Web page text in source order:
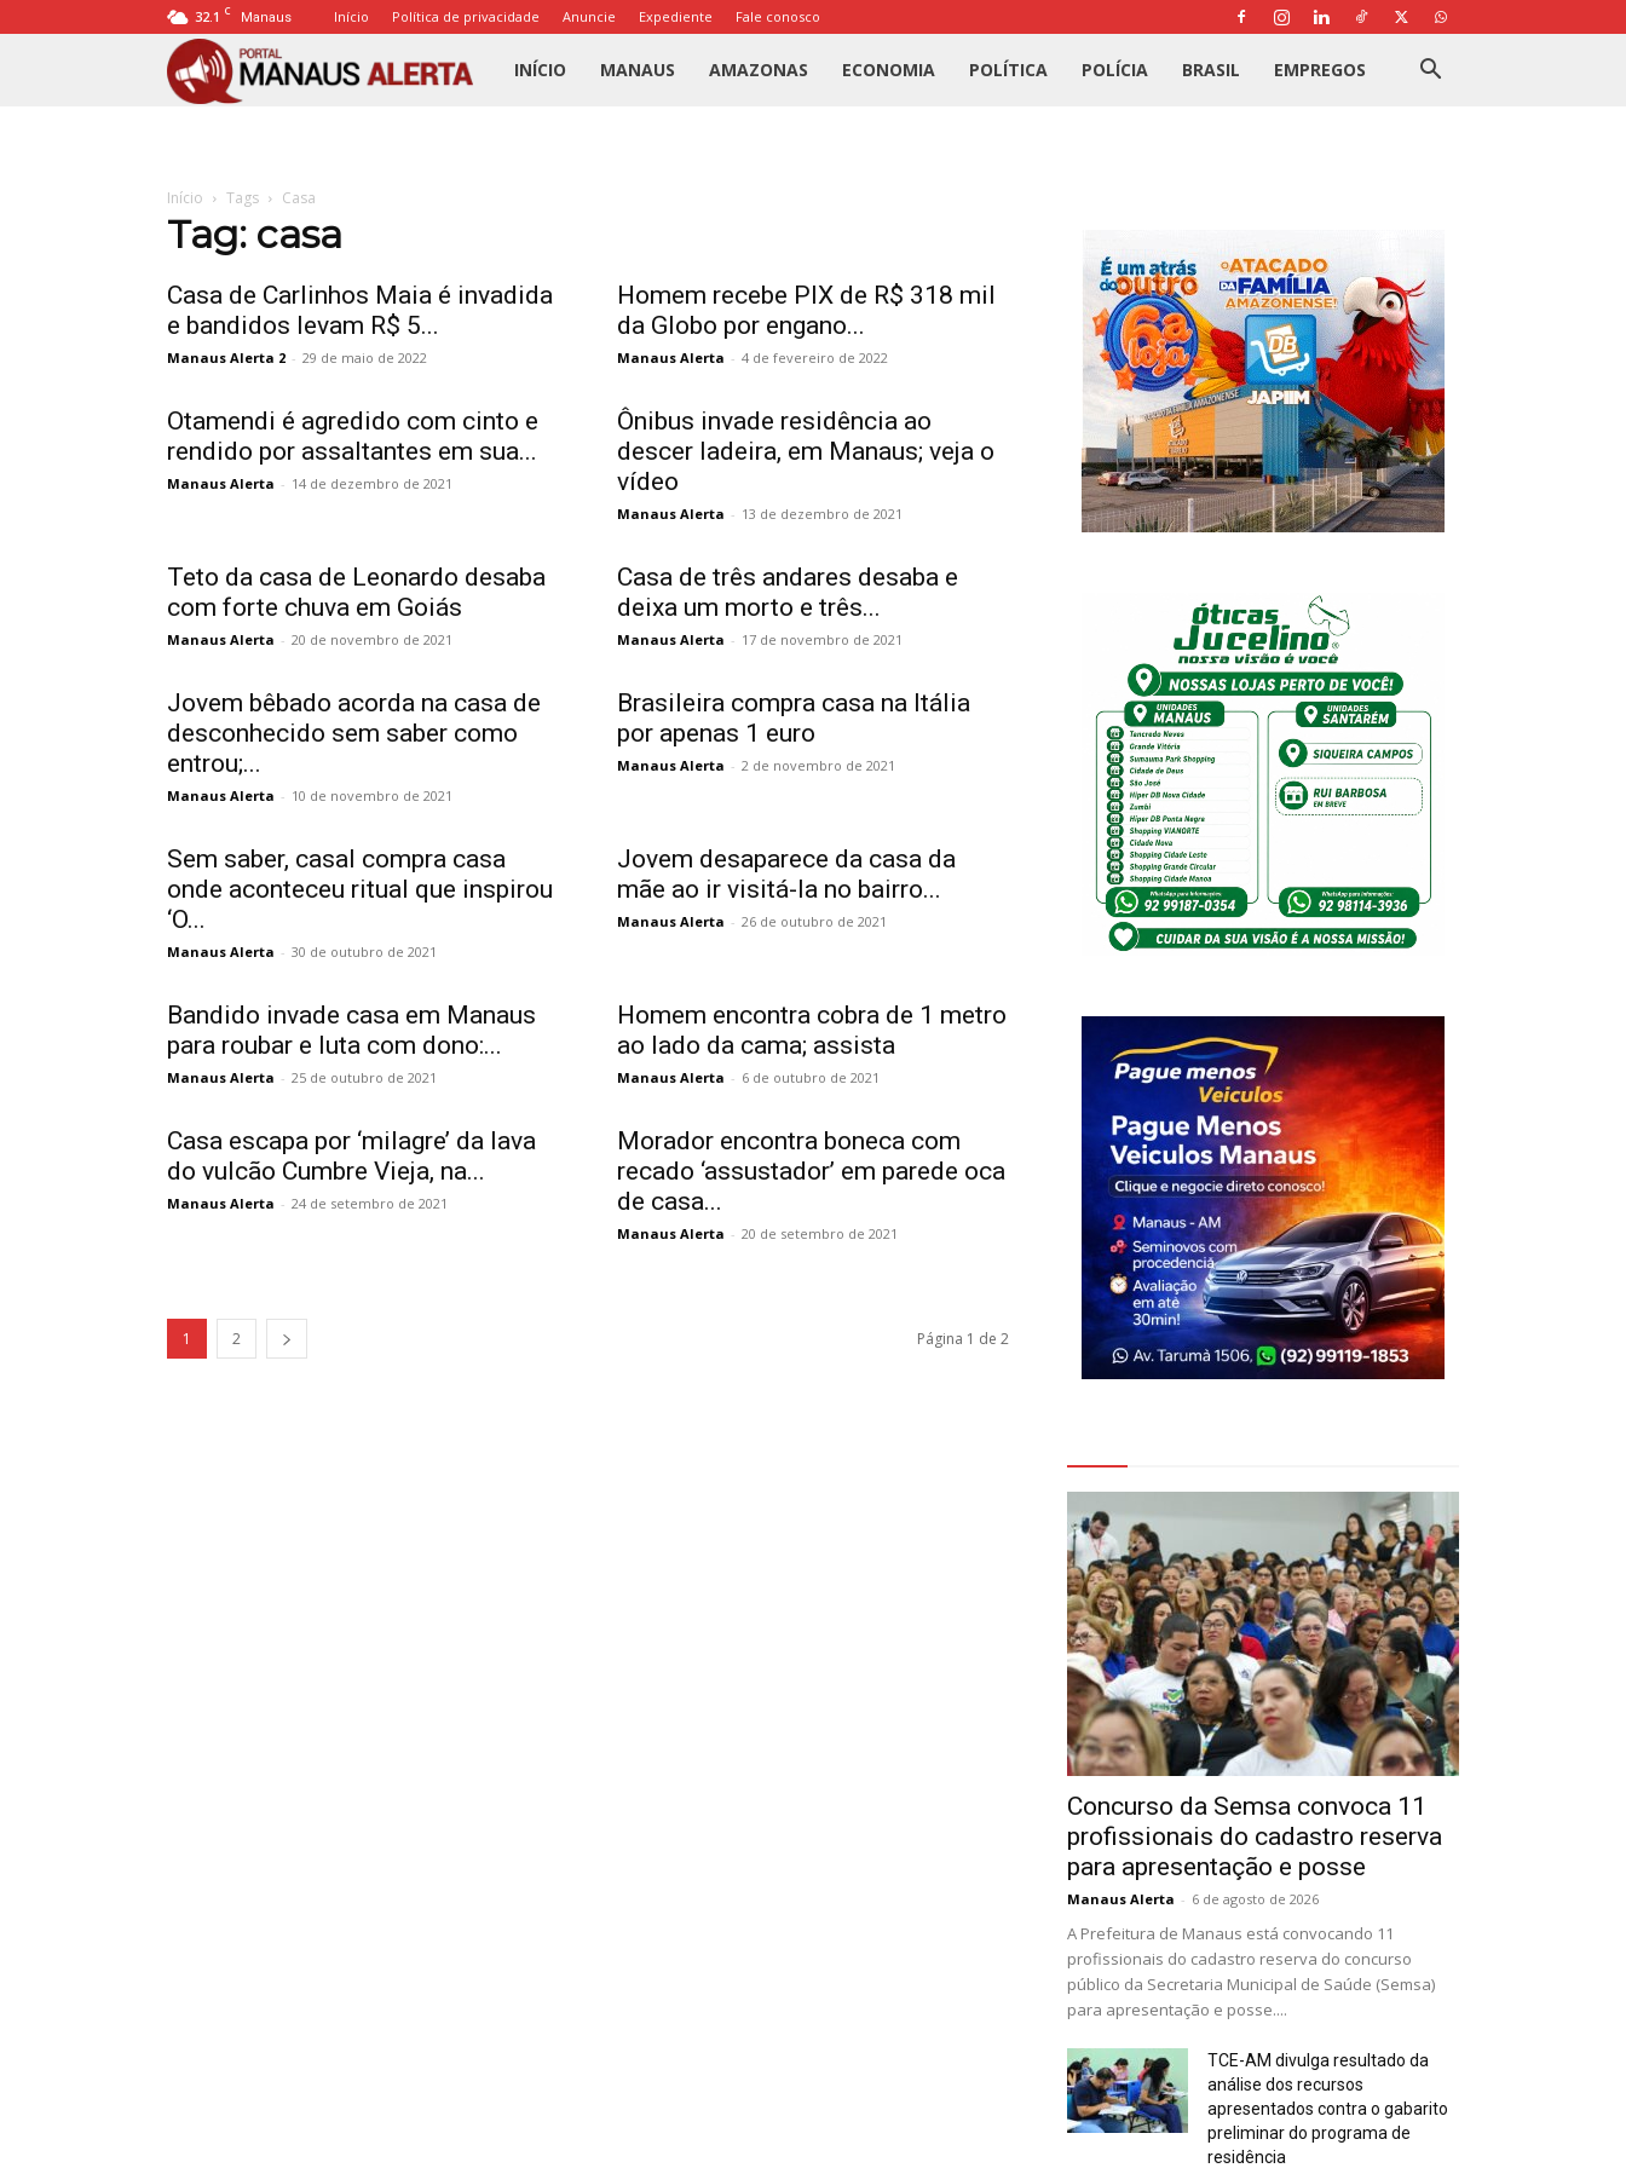
32.1 C Manaus Início Política de privacidade Anuncie Expediente Fale conosco
Portal
INÍCIO MANAUS AMAZONAS ECONOMIA POLÍTICA POLÍCIA BRASIL EMPREGOS
Início Tags Casa
Tag: casa
Casa de Carlinhos Maia é invadida
e bandidos levam R$ 5...
Manaus Alerta 2 - 29 de maio de 2022
Homem recebe PIX de R$ 318 mil
da Globo por engano...
Manaus Alerta - 4 de fevereiro de 2022
Otamendi é agredido com cinto e
rendido por assaltantes em sua...
Manaus Alerta - 14 de dezembro de 2021
Ônibus invade residência ao
descer ladeira, em Manaus; veja o
vídeo
Manaus Alerta - 13 de dezembro de 2021
Teto da casa de Leonardo desaba
com forte chuva em Goiás
Manaus Alerta - 20 de novembro de 2021
Casa de três andares desaba e
deixa um morto e três...
Manaus Alerta - 17 de novembro de 2021
Jovem bêbado acorda na casa de
desconhecido sem saber como
entrou;...
Manaus Alerta - 10 de novembro de 2021
Brasileira compra casa na Itália
por apenas 1 euro
Manaus Alerta - 2 de novembro de 2021
Sem saber, casal compra casa
onde aconteceu ritual que inspirou
‘O...
Manaus Alerta - 30 de outubro de 2021
Jovem desaparece da casa da
mãe ao ir visitá-la no bairro...
Manaus Alerta - 26 de outubro de 2021
Bandido invade casa em Manaus
para roubar e luta com dono:...
Manaus Alerta - 25 de outubro de 2021
Homem encontra cobra de 1 metro
ao lado da cama; assista
Manaus Alerta - 6 de outubro de 2021
Casa escapa por ‘milagre’ da lava
do vulcão Cumbre Vieja, na...
Manaus Alerta - 24 de setembro de 2021
Morador encontra boneca com
recado ‘assustador’ em parede oca
de casa...
Manaus Alerta - 20 de setembro de 2021
1 2 Página 1 de 2
Concurso da Semsa convoca 11
profissionais do cadastro reserva
para apresentação e posse
Manaus Alerta - 6 de agosto de 2026
A Prefeitura de Manaus está convocando 11
profissionais do cadastro reserva do concurso
público da Secretaria Municipal de Saúde (Semsa)
para apresentação e posse....
TCE-AM divulga resultado da
análise dos recursos
apresentados contra o gabarito
preliminar do programa de
residência